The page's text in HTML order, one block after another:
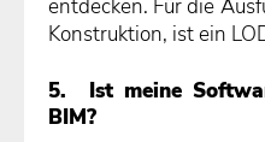
entdecken. Für die
Konstruktion, ist ein
5. Ist meine
BIM?